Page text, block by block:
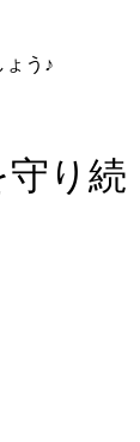
う♪
り続